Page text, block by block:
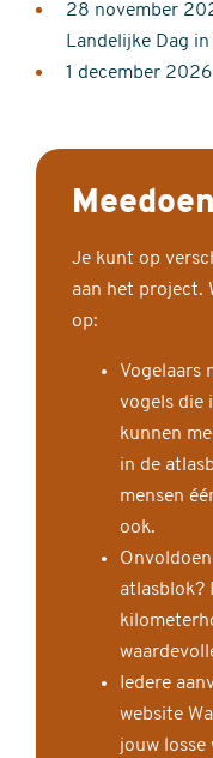
28 november
Landelijke Dag in
1 december
Meedoen
Je kunt op
aan het project.
op:
Vogelaars
vogels die
kunnen
in de
mensen
ook.
atlasblok?
Iedere
website
jouw losse